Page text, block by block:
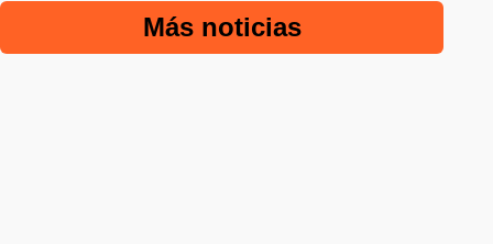
Más noticias